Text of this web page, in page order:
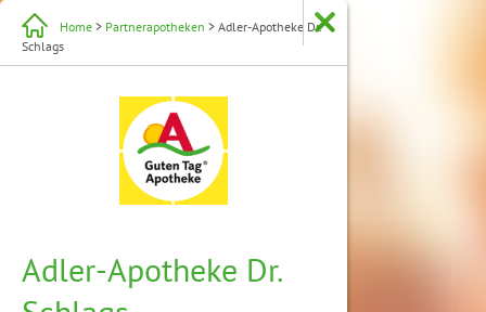
Home > Partnerapotheken > Adler-Apotheke Dr.
Schlags
Adler-Apotheke Dr.